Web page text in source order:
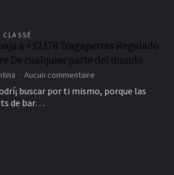
Depósito
Internacionales
2026
CLASSÉ
a +32,178 Tragaperras Regalado
De cualquier parte del mundo
Aucun commentaire
a
buscar por ti mismo, porque las
de bar…